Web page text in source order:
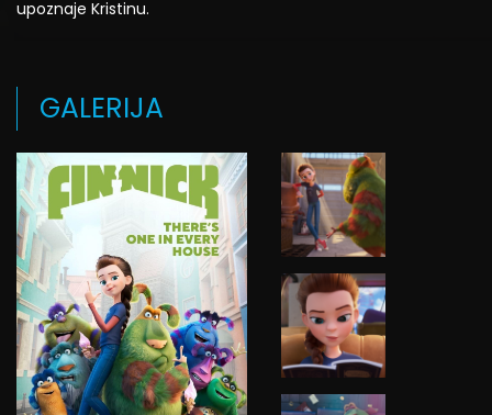
upoznaje Kristinu.
GALERIJA